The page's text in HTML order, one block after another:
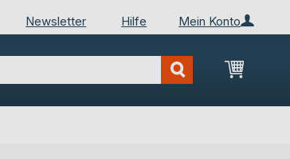
Mein Konto
Newsletter Hilfe
Mein